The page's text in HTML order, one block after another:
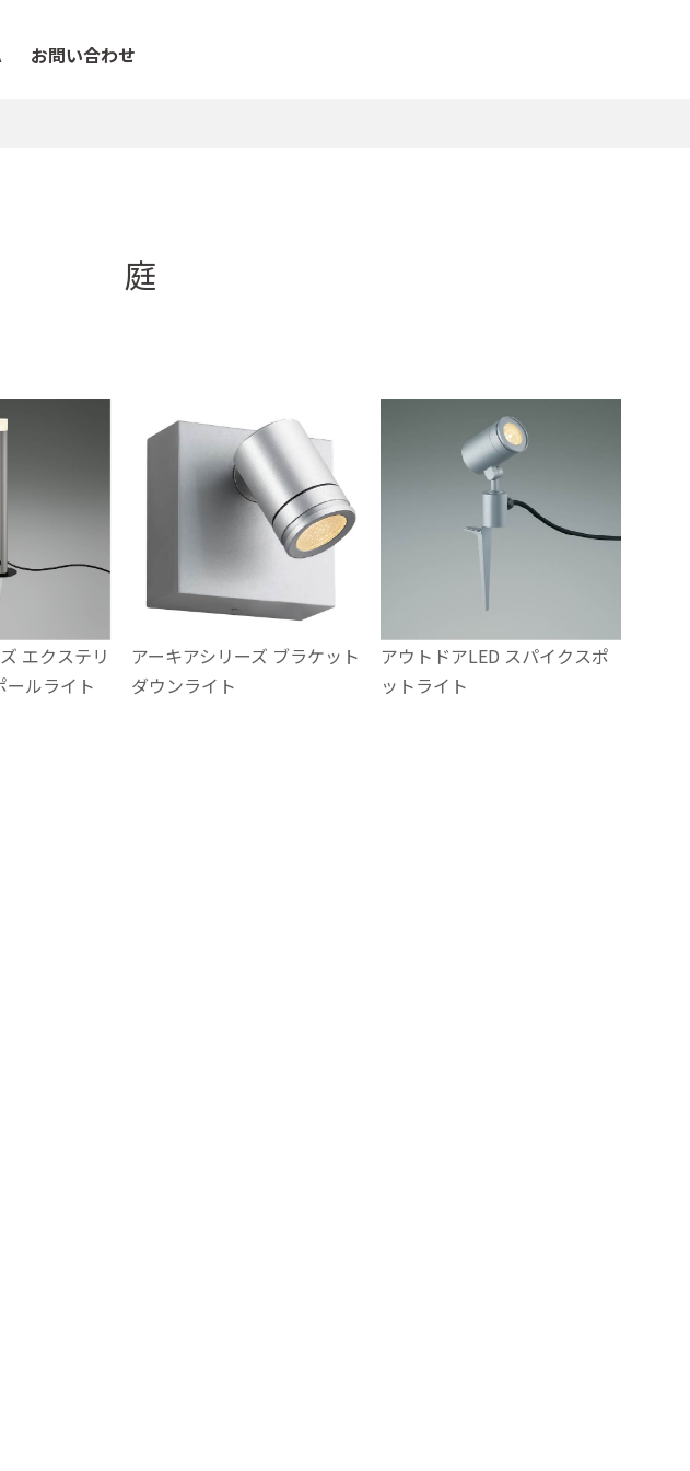
お問い合わせ
庭
エクステリ
ールライト
アーキアシリーズ ブラケット
ダウンライト
アウトドアLED スパイクスポ
ットライト